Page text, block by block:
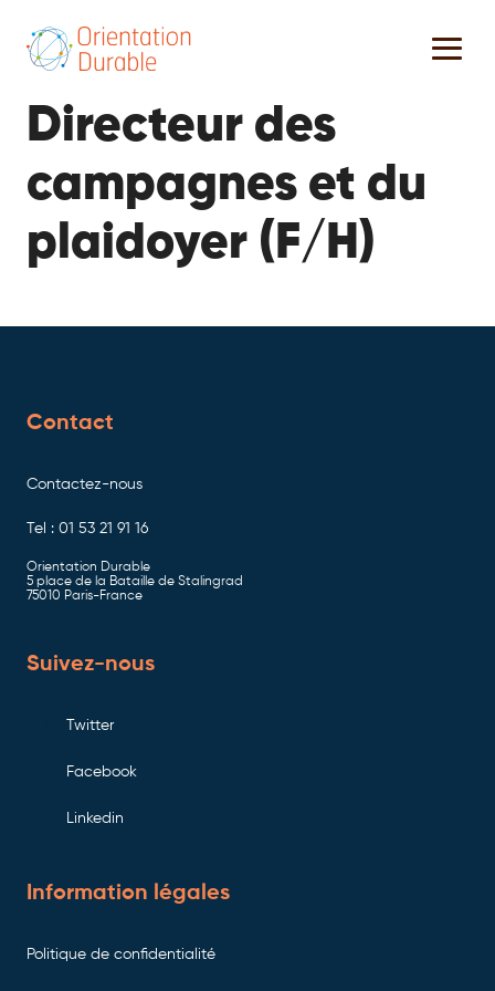
Directeur des
campagnes et du
plaidoyer (F/H)
Contact
Contactez-nous
Tel : 01 53 21 91 16
Orientation Durable
5 place de la Bataille de Stalingrad
75010 Paris-France
Suivez-nous
Twitter
Facebook
Linkedin
Information légales
Politique de confidentialité